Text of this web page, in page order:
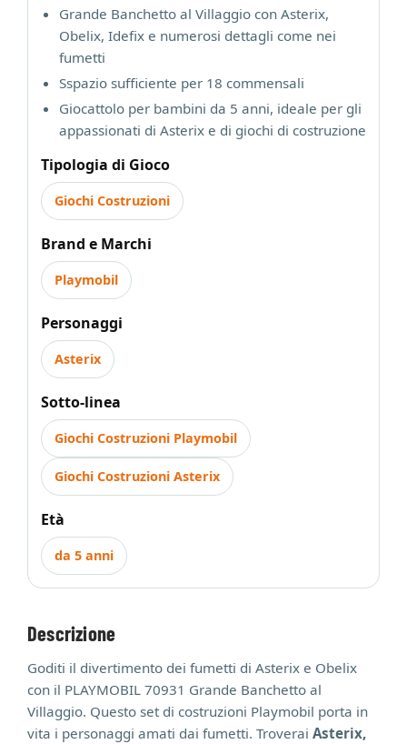
Grande Banchetto al Villaggio con Asterix,
Obelix, Idefix e numerosi dettagli come nei
fumetti
Sspazio sufficiente per 18 commensali
Giocattolo per bambini da 5 anni, ideale per gli
appassionati di Asterix e di giochi di costruzione
Tipologia di Gioco
Giochi Costruzioni
Brand e Marchi
Playmobil
Personaggi
Asterix
Sotto-linea
Giochi Costruzioni Playmobil
Giochi Costruzioni Asterix
Età
da 5 anni
Descrizione
Goditi il divertimento dei fumetti di Asterix e Obelix
con il PLAYMOBIL 70931 Grande Banchetto al
Villaggio. Questo set di costruzioni Playmobil porta in
vita i personaggi amati dai fumetti. Troverai Asterix,